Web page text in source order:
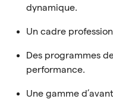
dynamique.
Un cadre
Des programmes
performance.
Une gamme